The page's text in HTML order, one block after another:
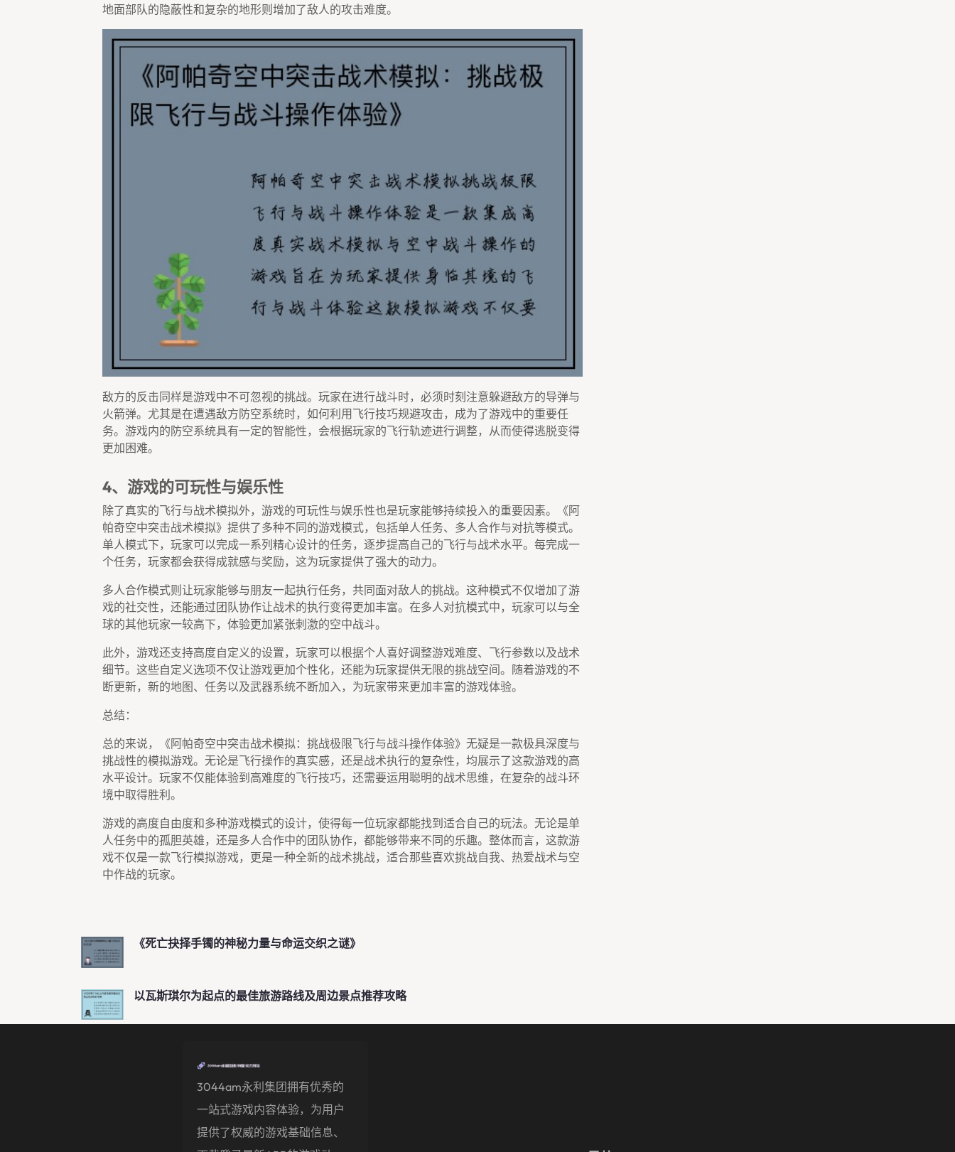
地面部队的隐蔽性和复杂的地形则增加了敌人的攻击难度。
敌方的反击同样是游戏中不可忽视的挑战。玩家在进行战斗时，必须时刻注意躲避敌方的导弹与
火箭弹。尤其是在遭遇敌方防空系统时，如何利用飞行技巧规避攻击，成为了游戏中的重要任
务。游戏内的防空系统具有一定的智能性，会根据玩家的飞行轨迹进行调整，从而使得逃脱变得
更加困难。
4、游戏的可玩性与娱乐性
除了真实的飞行与战术模拟外，游戏的可玩性与娱乐性也是玩家能够持续投入的重要因素。《阿
帕奇空中突击战术模拟》提供了多种不同的游戏模式，包括单人任务、多人合作与对抗等模式。
单人模式下，玩家可以完成一系列精心设计的任务，逐步提高自己的飞行与战术水平。每完成一
个任务，玩家都会获得成就感与奖励，这为玩家提供了强大的动力。
多人合作模式则让玩家能够与朋友一起执行任务，共同面对敌人的挑战。这种模式不仅增加了游
戏的社交性，还能通过团队协作让战术的执行变得更加丰富。在多人对抗模式中，玩家可以与全
球的其他玩家一较高下，体验更加紧张刺激的空中战斗。
此外，游戏还支持高度自定义的设置，玩家可以根据个人喜好调整游戏难度、飞行参数以及战术
细节。这些自定义选项不仅让游戏更加个性化，还能为玩家提供无限的挑战空间。随着游戏的不
断更新，新的地图、任务以及武器系统不断加入，为玩家带来更加丰富的游戏体验。
总结：
总的来说，《阿帕奇空中突击战术模拟：挑战极限飞行与战斗操作体验》无疑是一款极具深度与
挑战性的模拟游戏。无论是飞行操作的真实感，还是战术执行的复杂性，均展示了这款游戏的高
水平设计。玩家不仅能体验到高难度的飞行技巧，还需要运用聪明的战术思维，在复杂的战斗环
境中取得胜利。
游戏的高度自由度和多种游戏模式的设计，使得每一位玩家都能找到适合自己的玩法。无论是单
人任务中的孤胆英雄，还是多人合作中的团队协作，都能够带来不同的乐趣。整体而言，这款游
戏不仅是一款飞行模拟游戏，更是一种全新的战术挑战，适合那些喜欢挑战自我、热爱战术与空
中作战的玩家。
《死亡抉择手镯的神秘力量与命运交织之谜》
以瓦斯琪尔为起点的最佳旅游路线及周边景点推荐攻略
3044am永利集团拥有优秀的
一站式游戏内容体验，为用户
提供了权威的游戏基础信息、